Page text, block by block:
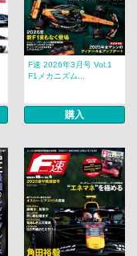
F速 2026年3月号 Vol.1
F1メカニズム...
購入